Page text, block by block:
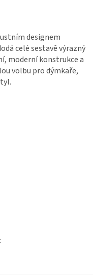
designem
celé sestavě výrazný
moderní konstrukce a
volbu pro dýmkaře,